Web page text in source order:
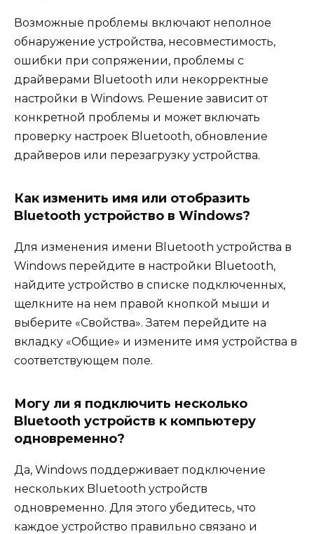
Возможные проблемы включают неполное
обнаружение устройства, несовместимость,
ошибки при сопряжении, проблемы с
драйверами Bluetooth или некорректные
настройки в Windows. Решение зависит от
конкретной проблемы и может включать
проверку настроек Bluetooth, обновление
драйверов или перезагрузку устройства.
Как изменить имя или отобразить
Bluetooth устройство в Windows?
Для изменения имени Bluetooth устройства в
Windows перейдите в настройки Bluetooth,
найдите устройство в списке подключенных,
щелкните на нем правой кнопкой мыши и
выберите «Свойства». Затем перейдите на
вкладку «Общие» и измените имя устройства в
соответствующем поле.
Могу ли я подключить несколько
Bluetooth устройств к компьютеру
одновременно?
Да, Windows поддерживает подключение
нескольких Bluetooth устройств
одновременно. Для этого убедитесь, что
каждое устройство правильно связано и